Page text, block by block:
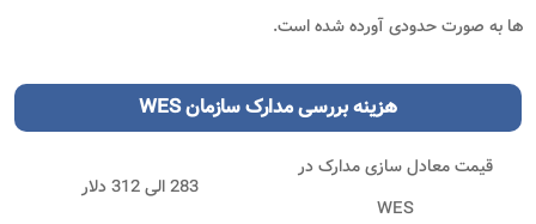
ها به صورت حدودی آورده شده است.
هزینه بررسی مدارک سازمان WES
قیمت معادل سازی مدارک در
WES
283 الی 312 دلار